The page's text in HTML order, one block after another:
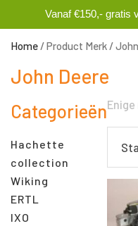
Vanaf €150,- gratis
Home / Product Merk /
John Deere
Categorieën
Hachette
collection
Wiking
ERTL
IXO